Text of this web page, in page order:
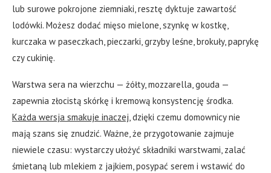
lub surowe pokrojone ziemniaki, resztę dyktuje zawartość
lodówki. Możesz dodać mięso mielone, szynkę w kostkę,
kurczaka w paseczkach, pieczarki, grzyby leśne, brokuły, paprykę
czy cukinię.
Warstwa sera na wierzchu — żółty, mozzarella, gouda —
zapewnia złocistą skórkę i kremową konsystencję środka.
Każda wersja smakuje inaczej, dzięki czemu domownicy nie
mają szans się znudzić. Ważne, że przygotowanie zajmuje
niewiele czasu: wystarczy ułożyć składniki warstwami, zalać
śmietaną lub mlekiem z jajkiem, posypać serem i wstawić do